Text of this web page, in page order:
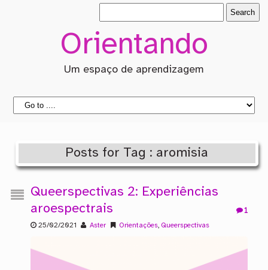
Orientando
Um espaço de aprendizagem
Posts for Tag : aromisia
Queerspectivas 2: Experiências
aroespectrais
1
25/02/2021 Aster Orientações, Queerspectivas